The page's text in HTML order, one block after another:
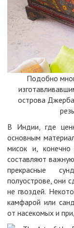
Подобно
острова
В Индии, где
основным
мисок и, конечно
составляют
прекрасные
полуострове, они
не гвоздей.
камфарой или
от насекомых и